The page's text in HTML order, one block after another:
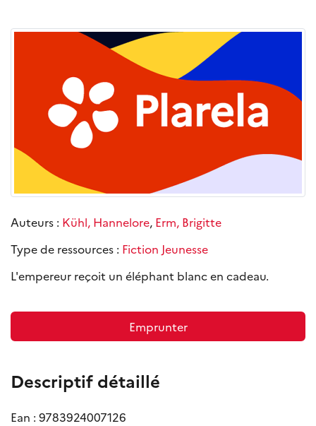
Auteurs : Kühl, Hannelore, Erm, Brigitte
Type de ressources : Fiction Jeunesse
L'empereur reçoit un éléphant blanc en cadeau.
Emprunter
Descriptif détaillé
Ean : 9783924007126